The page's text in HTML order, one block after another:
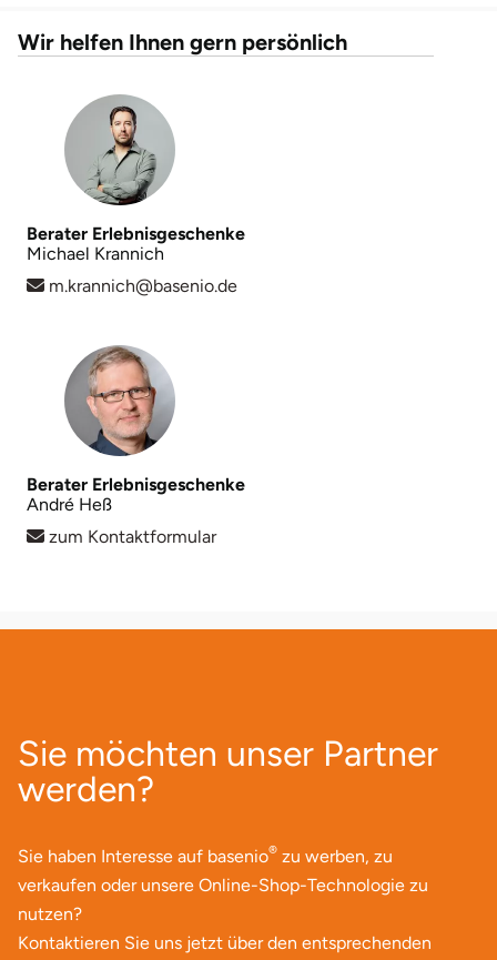
Wir helfen Ihnen gern persönlich
Berater Erlebnisgeschenke
Michael Krannich
m.krannich@basenio.de
Berater Erlebnisgeschenke
André Heß
zum Kontaktformular
Sie möchten unser Partner
werden?
Sie haben Interesse auf basenio® zu werben, zu
verkaufen oder unsere Online-Shop-Technologie zu
nutzen?
Kontaktieren Sie uns jetzt über den entsprechenden